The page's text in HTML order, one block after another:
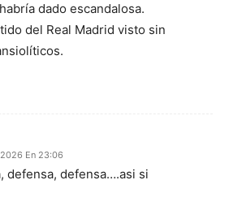
dado escandalosa.
del Real Madrid visto sin
En 23:06
defensa, defensa….asi si